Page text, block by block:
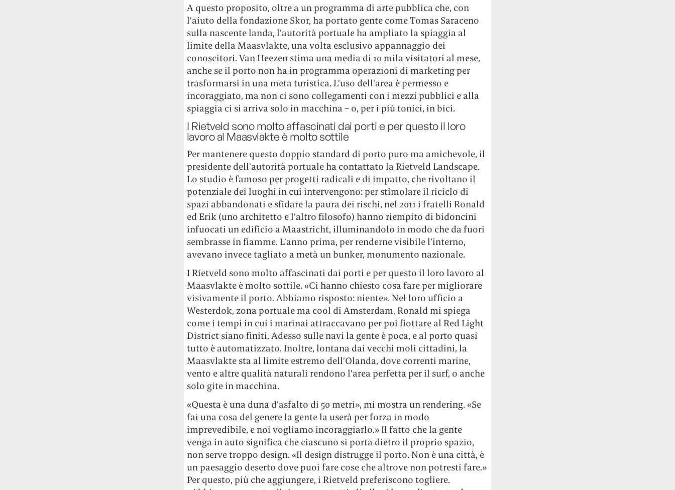
A questo proposito, oltre a un programma di arte pubblica che, con
l’aiuto della fondazione Skor, ha portato gente come Tomas Saraceno
sulla nascente landa, l’autorità portuale ha ampliato la spiaggia al
limite della Maasvlakte, una volta esclusivo appannaggio dei
conoscitori. Van Heezen stima una media di 10 mila visitatori al mese,
anche se il porto non ha in programma operazioni di marketing per
trasformarsi in una meta turistica. L’uso dell’area è permesso e
incoraggiato, ma non ci sono collegamenti con i mezzi pubblici e alla
spiaggia ci si arriva solo in macchina – o, per i più tonici, in bici.
I Rietveld sono molto affascinati dai porti e per questo il loro
lavoro al Maasvlakte è molto sottile
Per mantenere questo doppio standard di porto puro ma amichevole, il
presidente dell’autorità portuale ha contattato la Rietveld Landscape.
Lo studio è famoso per progetti radicali e di impatto, che rivoltano il
potenziale dei luoghi in cui intervengono: per stimolare il riciclo di
spazi abbandonati e sfidare la paura dei rischi, nel 2011 i fratelli Ronald
ed Erik (uno architetto e l’altro filosofo) hanno riempito di bidoncini
infuocati un edificio a Maastricht, illuminandolo in modo che da fuori
sembrasse in fiamme. L’anno prima, per renderne visibile l’interno,
avevano invece tagliato a metà un bunker, monumento nazionale.
I Rietveld sono molto affascinati dai porti e per questo il loro lavoro al
Maasvlakte è molto sottile. «Ci hanno chiesto cosa fare per migliorare
visivamente il porto. Abbiamo risposto: niente». Nel loro ufficio a
Westerdok, zona portuale ma cool di Amsterdam, Ronald mi spiega
come i tempi in cui i marinai attraccavano per poi fiottare al Red Light
District siano finiti. Adesso sulle navi la gente è poca, e al porto quasi
tutto è automatizzato. Inoltre, lontana dai vecchi moli cittadini, la
Maasvlakte sta al limite estremo dell’Olanda, dove correnti marine,
vento e altre qualità naturali rendono l’area perfetta per il surf, o anche
solo gite in macchina.
«Questa è una duna d’asfalto di 50 metri», mi mostra un rendering. «Se
fai una cosa del genere la gente la userà per forza in modo
imprevedibile, e noi vogliamo incoraggiarlo.» Il fatto che la gente
venga in auto significa che ciascuno si porta dietro il proprio spazio,
non serve troppo design. «Il design distrugge il porto. Non è una città, è
un paesaggio deserto dove puoi fare cose che altrove non potresti fare.»
Per questo, più che aggiungere, i Rietveld preferiscono togliere.